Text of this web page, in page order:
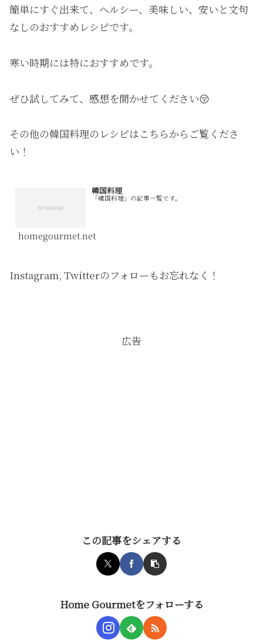
簡単にすぐ出来て、ヘルシー、美味しい、安いと文句
なしのおすすめレシピです。
寒い時期には特におすすめです。
ぜひ試してみて、感想を聞かせてください😚
その他の韓国料理のレシピはこちらからご覧くださ
い！
韓国料理
「韓国料理」の記事一覧です。
homegourmet.net
Instagram, Twitterのフォローもお忘れなく！
広告
この記事をシェアする
Home Gourmetをフォローする